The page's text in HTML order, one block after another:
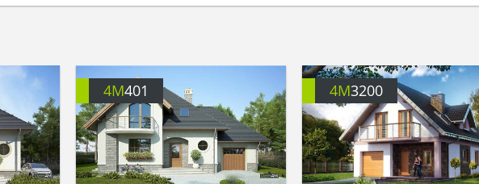
4M401 4M3200